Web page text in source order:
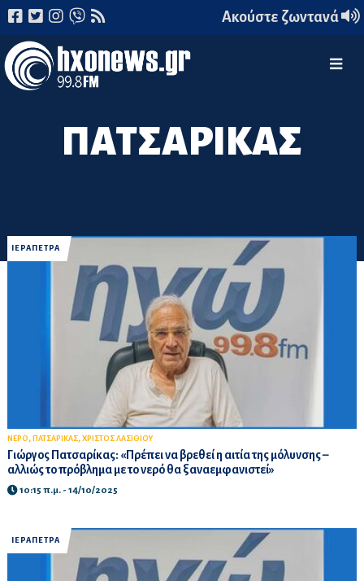
Ακούστε ζωντανά
ΠΑΤΣΑΡΙΚΑΣ
ΙΕΡΑΠΕΤΡΑ
ΝΕΡΟ, ΠΑΤΣΑΡΙΚΑΣ, ΧΡΙΣΤΟΣ ΛΑΣΙΘΙΟΥ
Γιώργος Πατσαρίκας: «Πρέπει να βρεθεί η αιτία της μόλυνσης –
αλλιώς το πρόβλημα με το νερό θα ξαναεμφανιστεί»
10:15 π.μ. - 14/10/2025
ΙΕΡΑΠΕΤΡΑ